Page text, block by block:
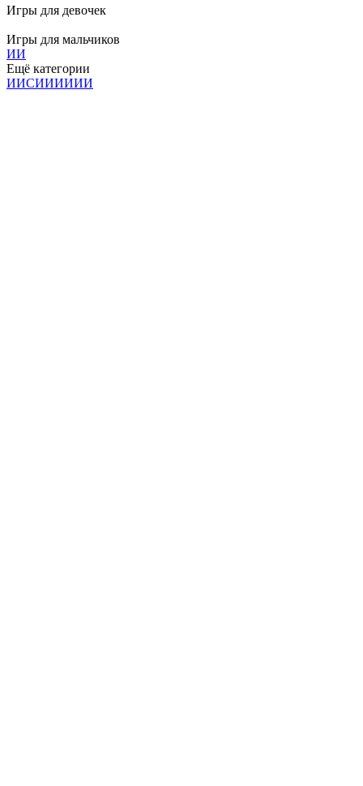
Игры для девочек
Игры для мальчиков
ИИ
Ещё категории
ИИСИИИИИИ